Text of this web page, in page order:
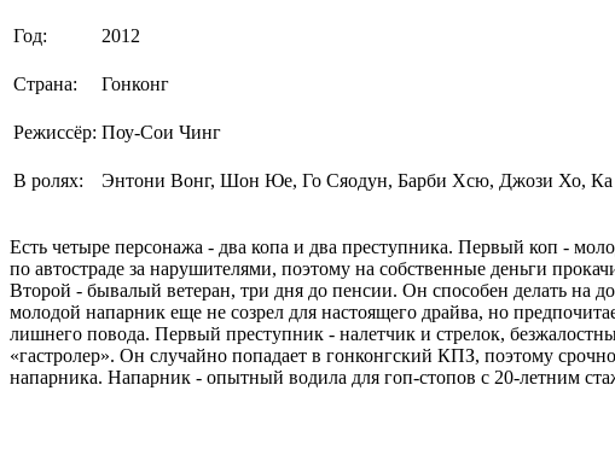
Год: 2012
Страна: Гонконг
Режиссёр: Поу-Сои Чинг
В ролях: Энтони Вонг, Шон Юе, Го Сяодун, Барби Хсю, Джози Хо,
Есть четыре персонажа - два копа и два преступника. Первый коп -
по автостраде за нарушителями, поэтому на собственные деньги
Второй - бывалый ветеран, три дня до пенсии. Он способен делать на
молодой напарник еще не созрел для настоящего драйва, но
лишнего повода. Первый преступник - налетчик и стрелок,
«гастролер». Он случайно попадает в гонконгский КПЗ, поэтому
напарника. Напарник - опытный водила для гоп-стопов с 20-летним